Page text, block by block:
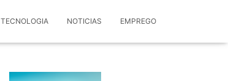
TECNOLOGIA NOTICIAS EMPREGO